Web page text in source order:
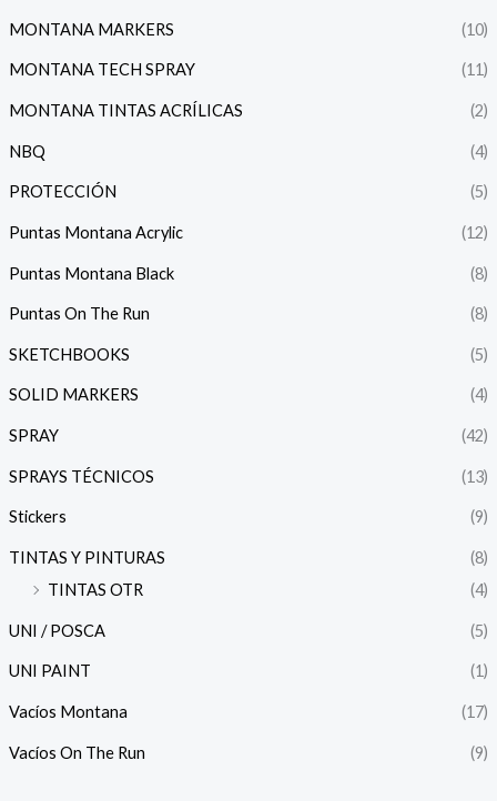
MONTANA MARKERS (10)
MONTANA TECH SPRAY (11)
MONTANA TINTAS ACRÍLICAS (2)
NBQ (4)
PROTECCIÓN (5)
Puntas Montana Acrylic (12)
Puntas Montana Black (8)
Puntas On The Run (8)
SKETCHBOOKS (5)
SOLID MARKERS (4)
SPRAY (42)
SPRAYS TÉCNICOS (13)
Stickers (9)
TINTAS Y PINTURAS
(8)
TINTAS OTR
(4)
UNI / POSCA (5)
UNI PAINT (1)
Vacíos Montana (17)
Vacíos On The Run (9)